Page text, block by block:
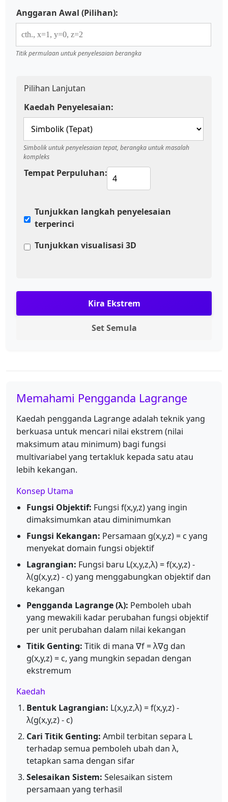
Anggaran Awal (Pilihan):
Titik permulaan untuk penyelesaian berangka
Pilihan Lanjutan
Kaedah Penyelesaian:
Simbolik untuk penyelesaian tepat, berangka untuk masalah
kompleks
Tempat Perpuluhan:
Tunjukkan langkah penyelesaian
terperinci
Tunjukkan visualisasi 3D
Kira Ekstrem
Set Semula
Memahami Pengganda Lagrange
Kaedah pengganda Lagrange adalah teknik yang
berkuasa untuk mencari nilai ekstrem (nilai
maksimum atau minimum) bagi fungsi
multivariabel yang tertakluk kepada satu atau
lebih kekangan.
Konsep Utama
Fungsi Objektif: Fungsi f(x,y,z) yang ingin
dimaksimumkan atau diminimumkan
Fungsi Kekangan: Persamaan g(x,y,z) = c yang
menyekat domain fungsi objektif
Lagrangian: Fungsi baru L(x,y,z,λ) = f(x,y,z) -
λ(g(x,y,z) - c) yang menggabungkan objektif dan
kekangan
Pengganda Lagrange (λ): Pemboleh ubah
yang mewakili kadar perubahan fungsi objektif
per unit perubahan dalam nilai kekangan
Titik Genting: Titik di mana ∇f = λ∇g dan
g(x,y,z) = c, yang mungkin sepadan dengan
ekstremum
Kaedah
Bentuk Lagrangian: L(x,y,z,λ) = f(x,y,z) -
λ(g(x,y,z) - c)
Cari Titik Genting: Ambil terbitan separa L
terhadap semua pemboleh ubah dan λ,
tetapkan sama dengan sifar
Selesaikan Sistem: Selesaikan sistem
persamaan yang terhasil